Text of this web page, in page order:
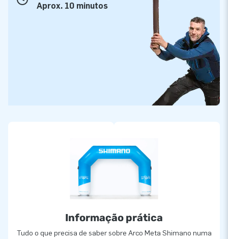
Aprox. 10 minutos
Informação prática
Tudo o que precisa de saber sobre Arco Meta Shimano numa